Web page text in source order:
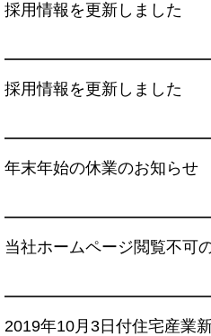
採用情報を更新しました
採用情報を更新しました
年末年始の休業のお知らせ
当社ホームページ閲覧不可
2019年10月3日付住宅産業